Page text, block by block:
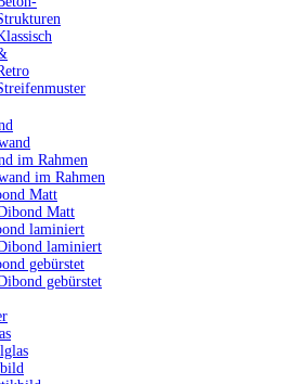
im Rahmen
Matt
laminiert
gebürstet